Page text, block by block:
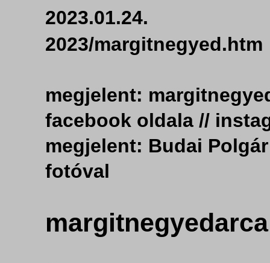
2023.01.24.
2023/
megjelent:
facebook oldala //
megjelent: Budai
fotóval